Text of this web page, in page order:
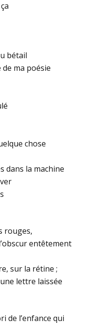
bétail
ma poésie
chose
dans la machine
rouges,
entêtement
sur la rétine ;
lettre laissée
de l’enfance qui